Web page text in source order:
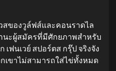
สของวูล์ฟส์และคอนราดไล
นะผู้สมัครที่มีศักยภาพสําหรับ
ฟนเวย์ สปอร์ตส กรุ๊ป จริงจัง
ขาไม่สามารถใส่ไข่ทั้งหมด